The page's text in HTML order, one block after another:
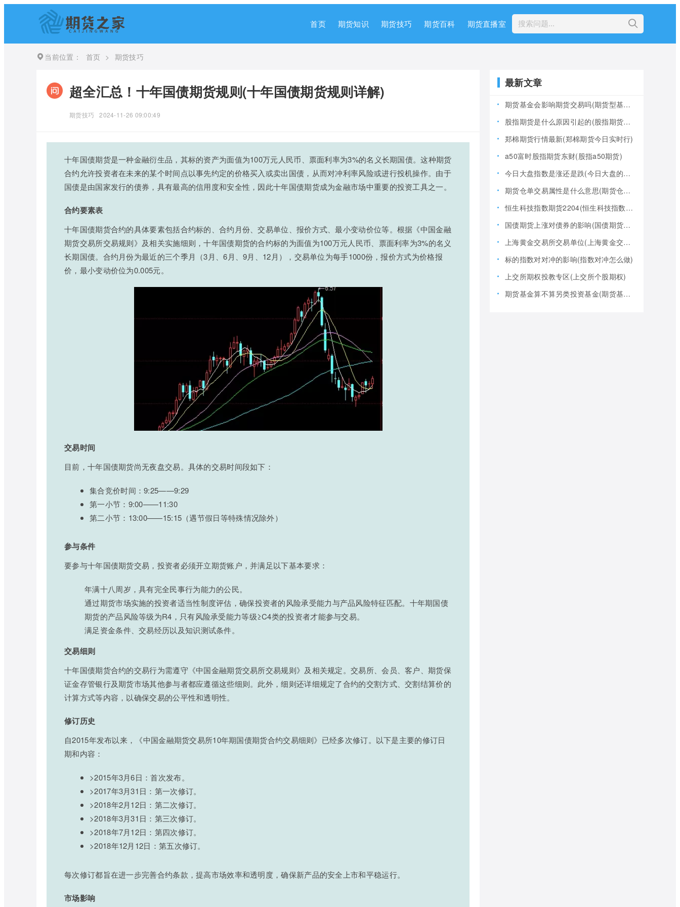
首页 期货知识 期货技巧 期货百科 期货直播室
当前位置： 首页 > 期货技巧
超全汇总！十年国债期货规则(十年国债期货规则详解)
期货技巧 2024-11-26 09:00:49
十年国债期货是一种金融衍生品，其标的资产为面值为100万元人民币、票面利率为3%的名义长期国债。这种期货
合约允许投资者在未来的某个时间点以事先约定的价格买入或卖出国债，从而对冲利率风险或进行投机操作。由于
国债是由国家发行的债券，具有最高的信用度和安全性，因此十年国债期货成为金融市场中重要的投资工具之一。
合约要素表
十年国债期货合约的具体要素包括合约标的、合约月份、交易单位、报价方式、最小变动价位等。根据《中国金融
期货交易所交易规则》及相关实施细则，十年国债期货的合约标的为面值为100万元人民币、票面利率为3%的名义
长期国债。合约月份为最近的三个季月（3月、6月、9月、12月），交易单位为每手1000份，报价方式为价格报
价，最小变动价位为0.005元。
交易时间
目前，十年国债期货尚无夜盘交易。具体的交易时间段如下：
集合竞价时间：9:25——9:29
第一小节：9:00——11:30
第二小节：13:00——15:15（遇节假日等特殊情况除外）
参与条件
要参与十年国债期货交易，投资者必须开立期货账户，并满足以下基本要求：
年满十八周岁，具有完全民事行为能力的公民。
通过期货市场实施的投资者适当性制度评估，确保投资者的风险承受能力与产品风险特征匹配。十年期国债
期货的产品风险等级为R4，只有风险承受能力等级≥C4类的投资者才能参与交易。
满足资金条件、交易经历以及知识测试条件。
交易细则
十年国债期货合约的交易行为需遵守《中国金融期货交易所交易规则》及相关规定。交易所、会员、客户、期货保
证金存管银行及期货市场其他参与者都应遵循这些细则。此外，细则还详细规定了合约的交割方式、交割结算价的
计算方式等内容，以确保交易的公平性和透明性。
修订历史
自2015年发布以来，《中国金融期货交易所10年期国债期货合约交易细则》已经多次修订。以下是主要的修订日
期和内容：
>2015年3月6日：首次发布。
>2017年3月31日：第一次修订。
>2018年2月12日：第二次修订。
>2018年3月31日：第三次修订。
>2018年7月12日：第四次修订。
>2018年12月12日：第五次修订。
每次修订都旨在进一步完善合约条款，提高市场效率和透明度，确保新产品的安全上市和平稳运行。
市场影响
最新文章
期货基金会影响期货交易吗(期货型基金风险大吗)
股指期货是什么原因引起的(股指期货产生的原因)
郑棉期货行情最新(郑棉期货今日实时行)
a50富时股指期货东财(股指a50期货)
今日大盘指数是涨还是跌(今日大盘的指数是多少)
期货仓单交易属性是什么意思(期货仓是什么意思)
恒生科技指数期货2204(恒生科技指数期货夜盘)
国债期货上涨对债券的影响(国债期货上涨对债券的影响大吗)
上海黄金交易所交易单位(上海黄金交易所全称)
标的指数对对冲的影响(指数对冲怎么做)
上交所期权投教专区(上交所个股期权)
期货基金算不算另类投资基金(期货基金是期货还是基金)